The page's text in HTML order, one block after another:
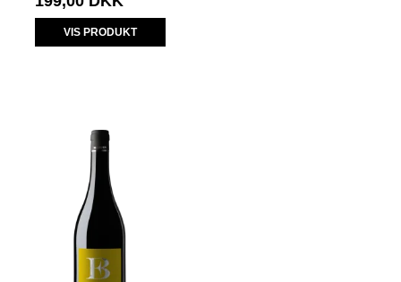
VIS PRODUKT